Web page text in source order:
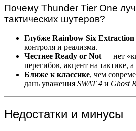
Почему Thunder Tier One
тактических шутеров?
Глубже Rainbow Six Extraction
контроля и реализма.
Честнее Ready or Not — нет
перегибов, акцент на тактике,
Ближе к классике, чем
дань уважения SWAT 4 и Ghost
Недостатки и минусы